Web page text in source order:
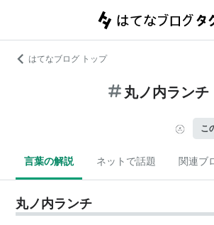
はてなブログ トップ
丸ノ内ランチ
こ
言葉の解説 ネットで話題 関連ブ
丸ノ内ランチ